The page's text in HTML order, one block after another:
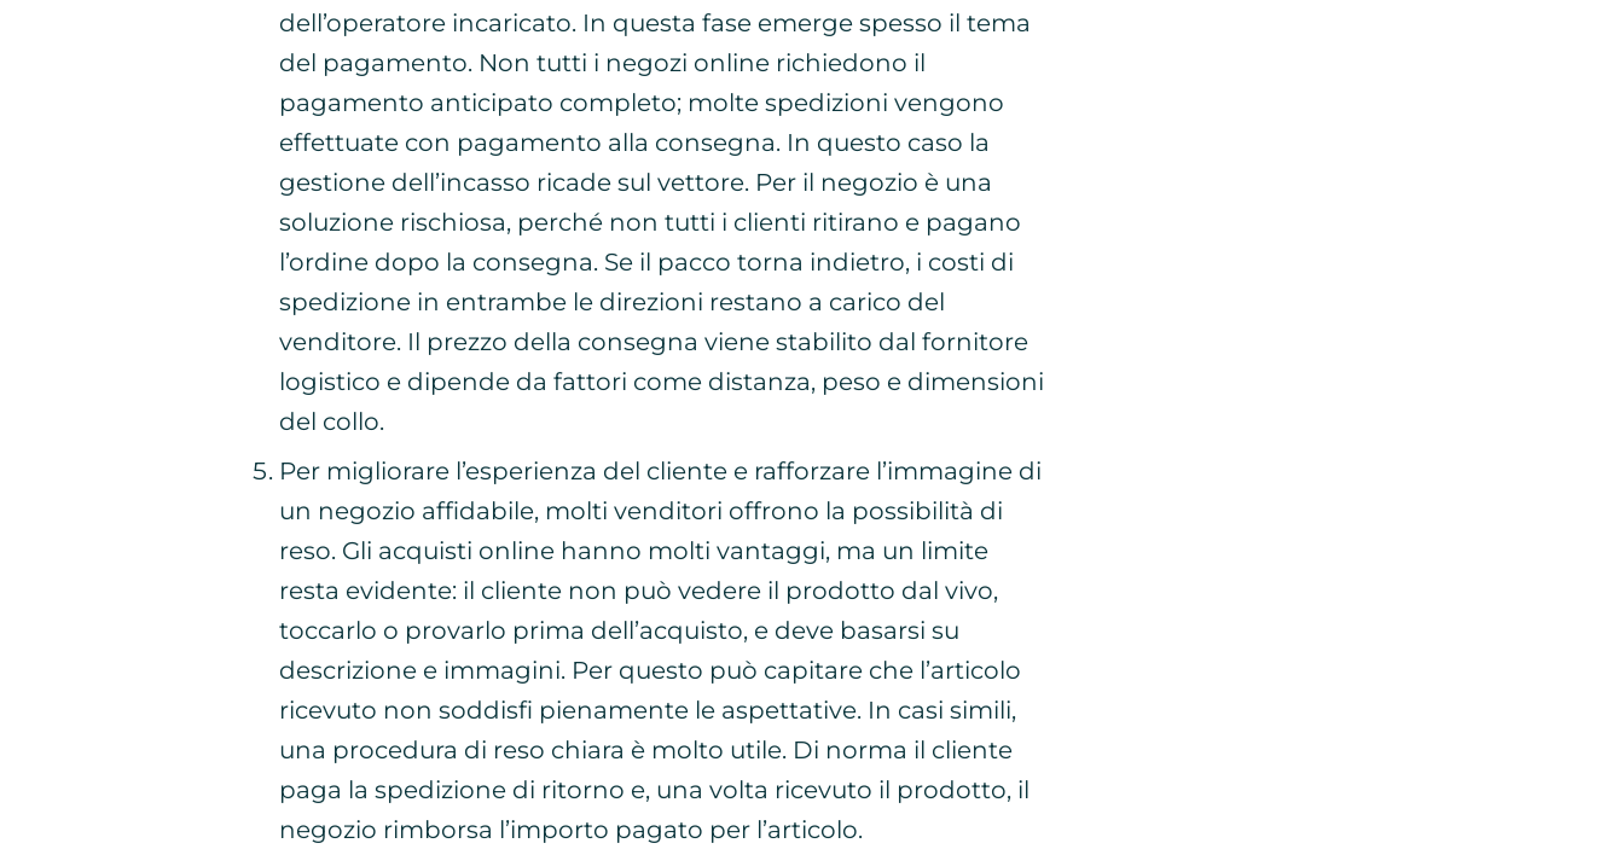
dell’operatore incaricato. In questa fase emerge spesso il tema
del pagamento. Non tutti i negozi online richiedono il
pagamento anticipato completo; molte spedizioni vengono
effettuate con pagamento alla consegna. In questo caso la
gestione dell’incasso ricade sul vettore. Per il negozio è una
soluzione rischiosa, perché non tutti i clienti ritirano e pagano
l’ordine dopo la consegna. Se il pacco torna indietro, i costi di
spedizione in entrambe le direzioni restano a carico del
venditore. Il prezzo della consegna viene stabilito dal fornitore
logistico e dipende da fattori come distanza, peso e dimensioni
del collo.
Per migliorare l’esperienza del cliente e rafforzare l’immagine di
un negozio affidabile, molti venditori offrono la possibilità di
reso. Gli acquisti online hanno molti vantaggi, ma un limite
resta evidente: il cliente non può vedere il prodotto dal vivo,
toccarlo o provarlo prima dell’acquisto, e deve basarsi su
descrizione e immagini. Per questo può capitare che l’articolo
ricevuto non soddisfi pienamente le aspettative. In casi simili,
una procedura di reso chiara è molto utile. Di norma il cliente
paga la spedizione di ritorno e, una volta ricevuto il prodotto, il
negozio rimborsa l’importo pagato per l’articolo.